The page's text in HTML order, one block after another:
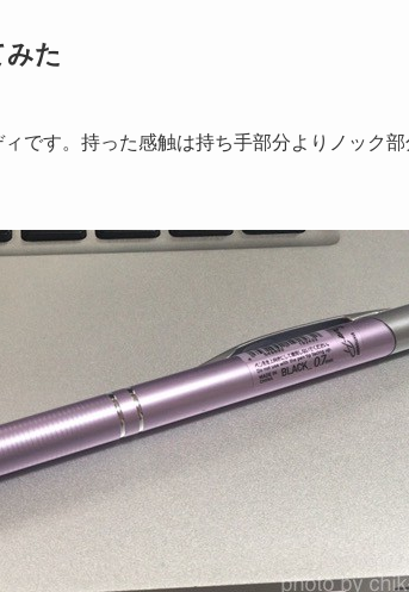
た
です。持った感触は持ち手部分よりノック